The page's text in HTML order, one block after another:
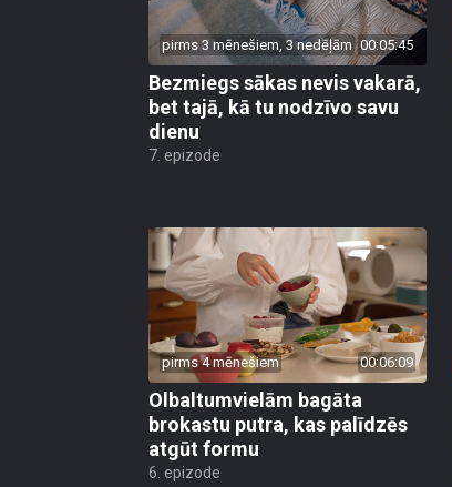
pirms 3 mēnešiem, 3 nedēļām 00:05:45
Bezmiegs sākas nevis vakarā,
bet tajā, kā tu nodzīvo savu
dienu
7. epizode
pirms 4 mēnešiem 00:06:09
Olbaltumvielām bagāta
brokastu putra, kas palīdzēs
atgūt formu
6. epizode